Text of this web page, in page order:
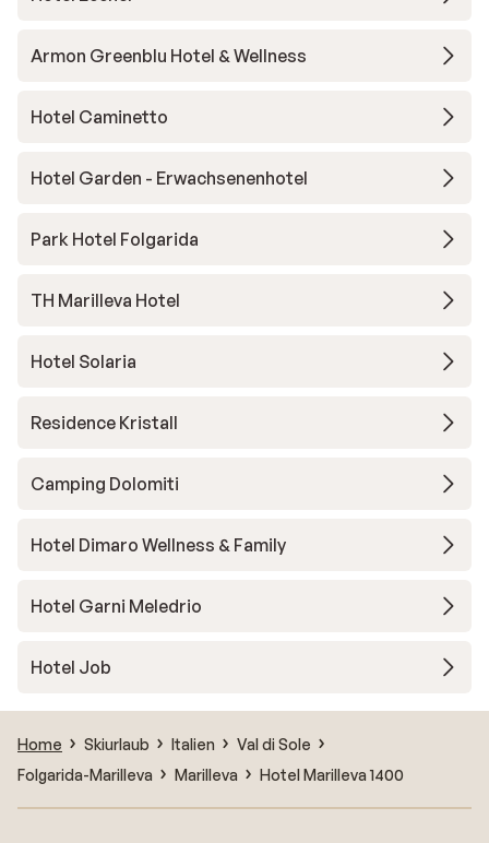
Armon Greenblu Hotel & Wellness
Hotel Caminetto
Hotel Garden - Erwachsenenhotel
Park Hotel Folgarida
TH Marilleva Hotel
Hotel Solaria
Residence Kristall
Camping Dolomiti
Hotel Dimaro Wellness & Family
Hotel Garni Meledrio
Hotel Job
Home Skiurlaub Italien
Val di Sole
Folgarida-Marilleva
Marilleva Hotel Marilleva 1400